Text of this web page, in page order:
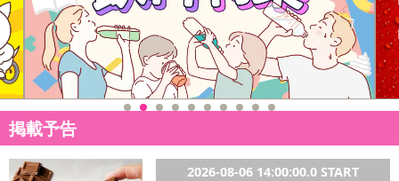
掲載予告
2026-08-06 14:00:00.0 START